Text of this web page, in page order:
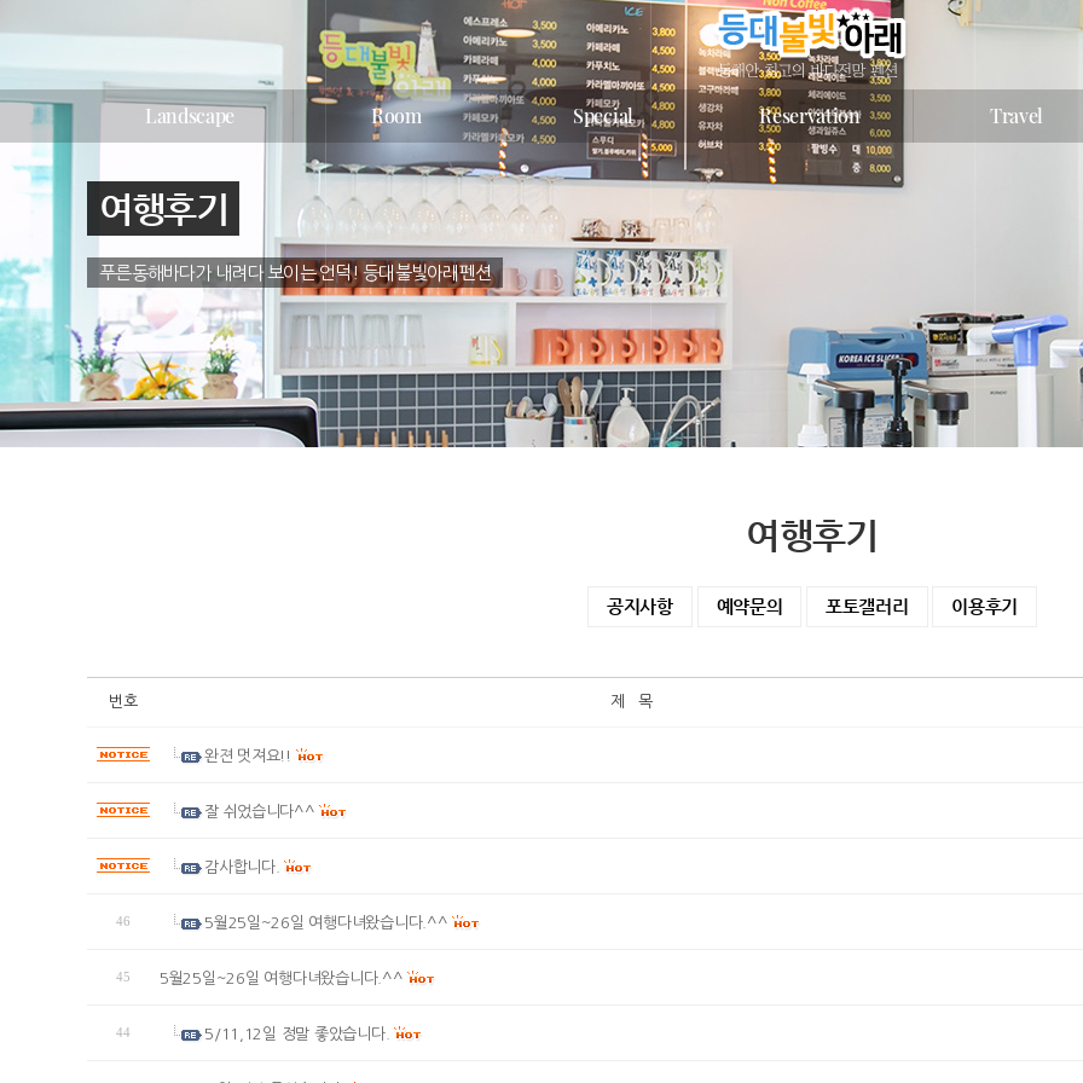
Landscape Room Special Reservation Travel
여행후기
푸른동해바다가 내려다 보이는 언덕! 등대불빛아래펜션
여행후기
공지사항 예약문의 포토갤러리 이용후기
번호 제 목
완젼 멋져요!!
잘 쉬었습니다^^
감사합니다.
46 5월25일~26일 여행다녀왔습니다.^^
45 5월25일~26일 여행다녀왔습니다.^^
44 5/11,12일 정말 좋았습니다.